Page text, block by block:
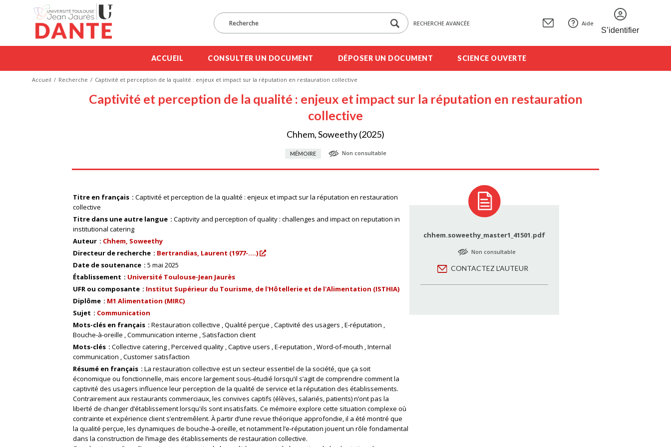
RECHERCHE AVANCÉE Aide
S’identifier
ACCUEIL CONSULTER UN DOCUMENT DÉPOSER UN DOCUMENT SCIENCE OUVERTE
Accueil Recherche Captivité et perception de la qualité : enjeux et impact sur la réputation en restauration collective
Captivité et perception de la qualité : enjeux et impact sur la réputation en restauration
collective
Chhem, Soweethy (2025)
MÉMOIRE Non consultable
Titre en français
Captivité et perception de la qualité : enjeux et impact sur la réputation en restauration
collective
Titre dans une autre langue
Captivity and perception of quality : challenges and impact on reputation in
institutional catering
Auteur
Chhem, Soweethy
Directeur de recherche
Bertrandias, Laurent (1977-....)
Date de soutenance
5 mai 2025
Établissement
Université Toulouse-Jean Jaurès
UFR ou composante
Institut Supérieur du Tourisme, de l'Hôtellerie et de l'Alimentation (ISTHIA)
Diplôme
M1 Alimentation (MIRC)
Sujet
Communication
Mots-clés en français
Restauration collective Qualité perçue Captivité des usagers E-réputation
Bouche-à-oreille Communication interne
Satisfaction client
Mots-clés
Collective catering Perceived quality Captive users E-reputation Word-of-mouth Internal
communication Customer satisfaction
Résumé en français
La restauration collective est un secteur essentiel de la société, que ça soit
économique ou fonctionnelle, mais encore largement sous-étudié lorsqu’il s’agit de comprendre comment la
captivité des usagers influence leur perception de la qualité de service et la réputation des établissements.
Contrairement aux restaurants commerciaux, les convives captifs (élèves, salariés, patients) n’ont pas la
liberté de changer d’établissement lorsqu'ils sont insatisfaits. Ce mémoire explore cette situation complexe où
contrainte et expérience client s’entremêlent. À partir d’une revue théorique approfondie, il a été montré que
la qualité perçue, les dynamiques de bouche-à-oreille, et notamment l’e-réputation jouent un rôle fondamental
dans la construction de l’image des établissements de restauration collective.
chhem.soweethy_master1_41501.pdf
Non consultable
CONTACTEZ L'AUTEUR